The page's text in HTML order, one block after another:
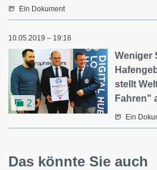
Ein Dokument
10.05.2019 – 19:16
2
Weniger
stellt
Fahren"
Ein
Das könnte Sie auch